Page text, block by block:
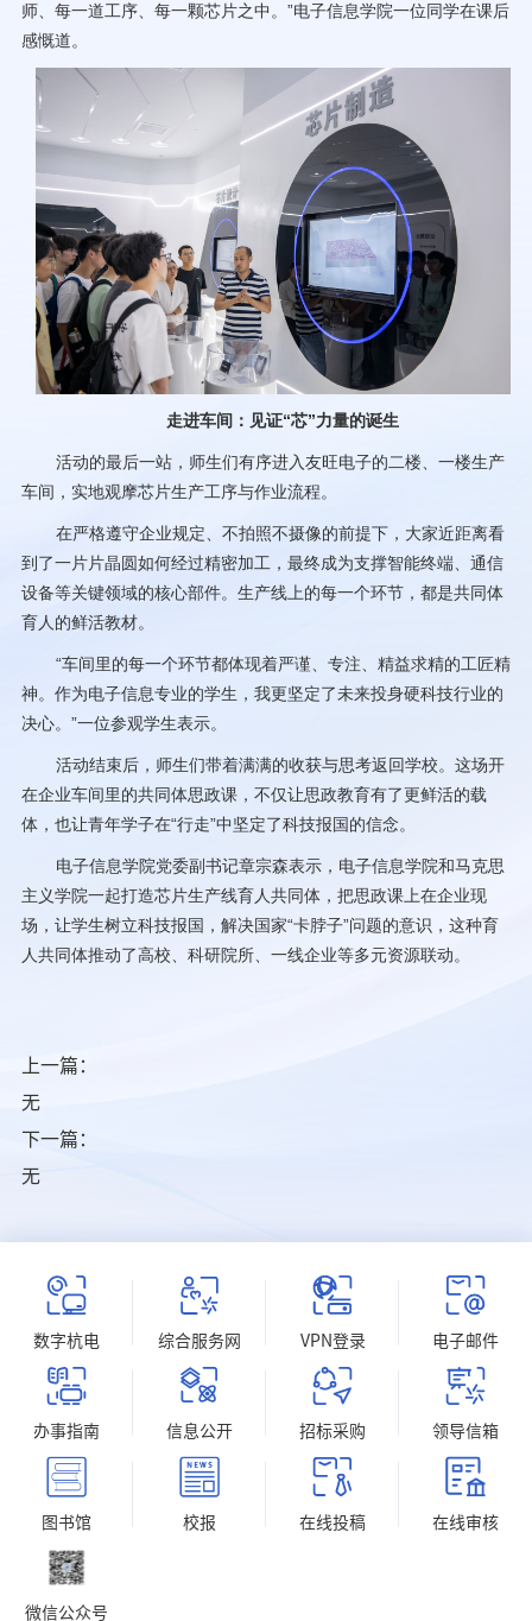
师、每一道工序、每一颗芯片之中。”电子信息学院一位同学在课后
感慨道。
走进车间：见证“芯”力量的诞生
活动的最后一站，师生们有序进入友旺电子的二楼、一楼生产
车间，实地观摩芯片生产工序与作业流程。
在严格遵守企业规定、不拍照不摄像的前提下，大家近距离看
到了一片片晶圆如何经过精密加工，最终成为支撑智能终端、通信
设备等关键领域的核心部件。生产线上的每一个环节，都是共同体
育人的鲜活教材。
“车间里的每一个环节都体现着严谨、专注、精益求精的工匠精
神。作为电子信息专业的学生，我更坚定了未来投身硬科技行业的
决心。”一位参观学生表示。
活动结束后，师生们带着满满的收获与思考返回学校。这场开
在企业车间里的共同体思政课，不仅让思政教育有了更鲜活的载
体，也让青年学子在“行走”中坚定了科技报国的信念。
电子信息学院党委副书记章宗森表示，电子信息学院和马克思
主义学院一起打造芯片生产线育人共同体，把思政课上在企业现
场，让学生树立科技报国，解决国家“卡脖子”问题的意识，这种育
人共同体推动了高校、科研院所、一线企业等多元资源联动。
上一篇：
无
下一篇：
无
数字杭电 综合服务网 VPN登录 电子邮件
办事指南 信息公开 招标采购 领导信箱
图书馆 校报 在线投稿 在线审核
微信公众号